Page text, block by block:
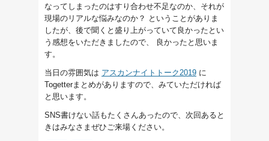
なってしまったのはすり合わせ不足なのか、それが
現場のリアルな悩みなのか？ ということがありま
したが、後で聞くと盛り上がっていて良かったとい
う感想をいただきましたので、 良かったと思いま
す。
当日の雰囲気は アスカンナイトトーク2019 に
Togetterまとめがありますので、みていただければ
と思います。
SNS書けない話もたくさんあったので、次回あると
きはみなさまぜひご来場ください。